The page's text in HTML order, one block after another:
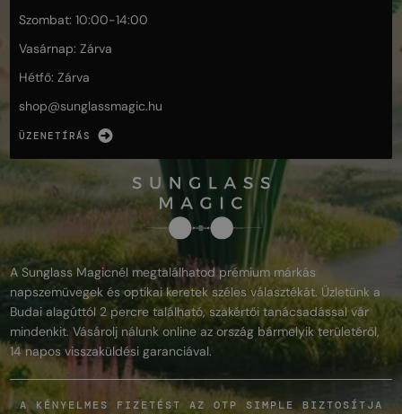
Szombat: 10:00-14:00
Vasárnap: Zárva
Hétfő: Zárva
shop@sunglassmagic.hu
ÜZENETÍRÁS
A Sunglass Magicnél megtalálhatod prémium márkás
napszemüvegek és optikai keretek széles választékát. Üzletünk a
Budai alagúttól 2 percre található, szakértői tanácsadással vár
mindenkit. Vásárolj nálunk online az ország bármelyik területéről,
14 napos visszaküldési garanciával.
A KÉNYELMES FIZETÉST AZ OTP SIMPLE BIZTOSÍTJA